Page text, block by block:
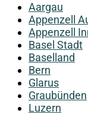
Aargau
Appenzell
Appenzell
Basel Stadt
Baselland
Bern
Glarus
Graubünden
Luzern